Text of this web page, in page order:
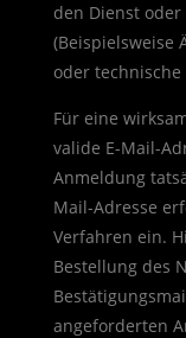
den Dienst
(Beispielsweise
oder technische
Für eine
valide E-Mail-
Anmeldung
Mail-Adresse
Verfahren ein.
Bestellung des
angeforderten